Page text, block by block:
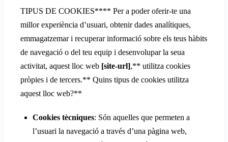
TIPUS DE COOKIES**** Per a poder oferir-te una
millor experiència d’usuari, obtenir dades analítiques,
emmagatzemar i recuperar informació sobre els teus hàbits
de navegació o del teu equip i desenvolupar la seua
activitat, aquest lloc web [site-url],** utilitza cookies
pròpies i de tercers.** Quins tipus de cookies utilitza
aquest lloc web?**
Cookies tècniques: Són aquelles que permeten a
l’usuari la navegació a través d’una pàgina web,